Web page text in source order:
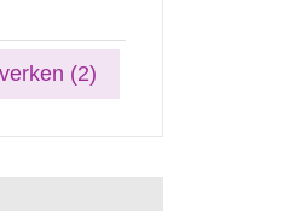
(2)